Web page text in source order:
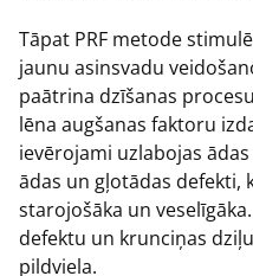
Tāpat PRF metode
jaunu asinsvadu
paātrina dzīšanas
lēna augšanas faktoru
ievērojami uzlabojas
ādas un gļotādas defekti,
starojošāka un
defektu un krunciņas
pildviela.